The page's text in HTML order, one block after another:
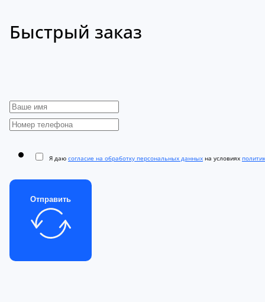
Быстрый заказ
Я даю согласие на обработку персональных данных на условиях
Отправить